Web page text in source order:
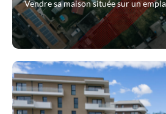
Vendre sa maison située sur un